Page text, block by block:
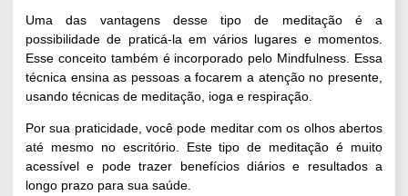
Uma das vantagens desse tipo de meditação é a
possibilidade de praticá-la em vários lugares e momentos.
Esse conceito também é incorporado pelo Mindfulness.
Essa
técnica ensina as pessoas a focarem a atenção no presente,
usando técnicas de meditação, ioga e respiração.
Por sua praticidade, você pode meditar com os olhos abertos
até mesmo no escritório. Este tipo de meditação é muito
acessível e pode trazer benefícios diários e resultados a
longo prazo para sua saúde.